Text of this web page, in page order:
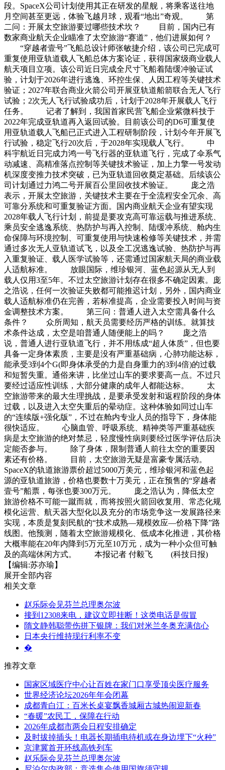
段。SpaceX公司计划使用其正在研发的星舰，将乘客送往地
月空间甚至更远，体验飞越月球，观看“地出”奇观。 第
二问：开展太空旅游要过哪些技术坎？ 目前，国内已有
数家商业航天企业瞄准了太空旅游“赛道”，他们进展如何？
“穿越者壹号”飞船总设计师张敏捷介绍，该公司已完成可
重复使用亚轨道载人飞船总体方案论证，获得国家级商业载人
航天项目立项。该公司近日完成全尺寸飞船着陆缓冲验证试
验，计划于2026年进行逃逸、环控生保、人因工程等关键技术
验证；2027年联合商业火箭公司开展亚轨道船箭联合无人飞行
试验；2次无人飞行试验成功后，计划于2028年开展载人飞行
任务。 记者了解到，我国首家民营飞船企业紫微科技于
2022年完成亚轨道再入返回试验。目前该公司的D6可重复使
用亚轨道载人飞船已正式进入工程研制阶段，计划今年开展飞
行试验，稳定飞行20次后，于2028年实现载人飞行。 中
科宇航近日完成力鸿一号飞行器的亚轨道飞行，完成了伞系气
动减速、高精准落点控制等关键技术验证，加上力擎一号发动
机深度变推力技术突破，已为亚轨道回收奠定基础。后续该公
司计划通过力鸿二号开展百公里回收技术验证。 庞之浩
表示，开展太空旅游，关键技术主要在于全流程安全冗余、高
可靠分系统和可重复验证方面。国内商业航天企业有望实现
2028年载人飞行计划，前提是要攻克高可靠运载与推进系统、
乘员安全逃逸系统、热防护与再入控制、陆缓冲系统、舱内生
命保障与环境控制、可重复使用与快速检修等关键技术，并需
通过多次无人亚轨道试飞，以及全工况逃逸试验、热防护与再
入重复验证、载人医学试验等，还需通过国家航天局的商业载
人适航标准。 放眼国际，维珍银河、蓝色起源从无人到
载人仅用3至5年。不过太空旅游计划存在很多不确定因素。庞
之浩说，任何一次验证失败都可能推迟计划，另外，国内商业
载人适航标准仍在完善，若标准提高，企业需要投入时间与资
金调整技术方案。 第三问：普通人进入太空需具备什么
条件？ 众所周知，航天员需要经历严格的训练。就算技
术条件达成，太空是咱普通人随便能上的吗？ 庞之浩
说，普通人进行亚轨道飞行，并不用练成“超人体质”，但也要
具备一定身体素质，主要是没有严重基础病，心肺功能达标，
能承受3到4个G(即身体承受的力是自身重力的3到4倍)的过载
和短暂失重。通俗来讲，比坐过山车的要求要高一点。不过只
要经过适应性训练，大部分健康的成年人都能达标。 太
空旅游带来的最大生理挑战，是要承受发射和返程阶段的身体
过载，以及进入太空失重后的晕动症。这种体验如同过山车
的“连续版+强化版”，不过在舱内专业人员的指导下，身体能
很快适应。 心脑血管、呼吸系统、精神类等严重基础疾
病是太空旅游的绝对禁忌，轻度慢性病则要经过医学评估后决
定能否参与。 除了身体，限制普通人前往太空的重要因
素还有价格。 目前，太空旅游无疑是富豪专属活动。
SpaceX的轨道旅游票价超过5000万美元，维珍银河和蓝色起
源的亚轨道旅游，价格也要数十万美元，正在预售的“穿越者
壹号”船票，每张也要300万元。 庞之浩认为，降低太空
旅游价格不可能一蹴而就，而将按照火箭回收复用、常态化规
模化运营、航天器大型化以及充分的市场竞争这一发展路径来
实现，本质是复刻民航的“技术成熟—规模效应—价格下降”路
线图。他预测，随着太空旅游规模化、低成本化推进，其价格
大概率能在20年内降到5万元至10万元，成为一种小众但可触
及的高端休闲方式。 本报记者 付毅飞 (科技日报)
【编辑:苏亦瑜】
展开全部内容
相关文章
赵乐际会见芬兰总理奥尔波
接到12308来电，建议立即挂断！这类电话是假冒
隋文静韩聪带伤拼下银牌：我们对米兰冬奥充满信心
日本央行维持现行利率不变
�
推荐文章
国家区域医疗中心让百姓在家门口享受顶尖医疗服务
世界经济论坛2026年年会闭幕
成都青白江：百米长桌宴飘香城厢古城热闹迎新春
“春暖”农民工，保障在行动
2026年成都市两会日程安排确定
及时拔掉插头！电器长期插电待机或在身边埋下“火种”
京津冀首开环线高铁列车
赵乐际会见芬兰总理奥尔波